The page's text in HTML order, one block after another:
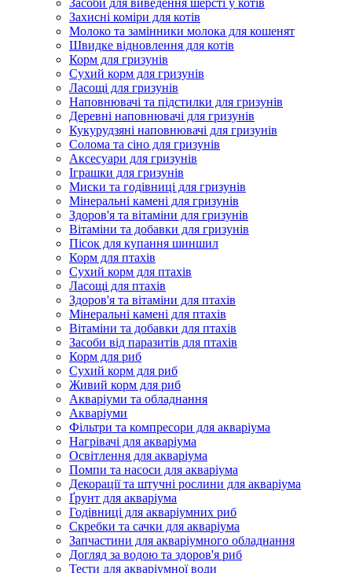
Засоби для виведення шерсті у котів
Захисні коміри для котів
Молоко та замінники молока для кошенят
Швидке відновлення для котів
Корм для гризунів
Сухий корм для гризунів
Ласощі для гризунів
Наповнювачі та підстилки для гризунів
Деревні наповнювачі для гризунів
Кукурудзяні наповнювачі для гризунів
Солома та сіно для гризунів
Аксесуари для гризунів
Іграшки для гризунів
Миски та годівниці для гризунів
Мінеральні камені для гризунів
Здоров'я та вітаміни для гризунів
Вітаміни та добавки для гризунів
Пісок для купання шиншил
Корм для птахів
Сухий корм для птахів
Ласощі для птахів
Здоров'я та вітаміни для птахів
Мінеральні камені для птахів
Вітаміни та добавки для птахів
Засоби від паразитів для птахів
Корм для риб
Сухий корм для риб
Живий корм для риб
Акваріуми та обладнання
Акваріуми
Фільтри та компресори для акваріума
Нагрівачі для акваріума
Освітлення для акваріума
Помпи та насоси для акваріума
Декорації та штучні рослини для акваріума
Ґрунт для акваріума
Годівниці для акваріумних риб
Скребки та сачки для акваріума
Запчастини для акваріумного обладнання
Догляд за водою та здоров'я риб
Тести для акваріумної води